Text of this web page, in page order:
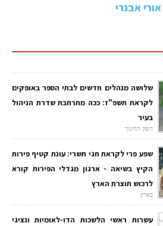
אבנרי
שלושה מנהלים חדשים לבתי הספר באופקים
לקראת תשפ"ז: ככה מתרחבת שדרת הניהול
בעיר
דופק החינוך
שפע פרי לקראת חגי תשרי: עונת קטיף פירות
הקיץ בשיאה - ארגון מגדלי הפירות קורא
לרכוש תוצרת הארץ
בארץ
עשרות ראשי הלשכות הדו-לאומיות ונציגי